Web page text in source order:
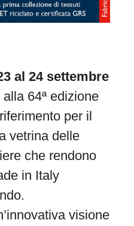
al 24 settembre
64ª edizione
per il
vetrina delle
che rendono
in Italy
visione